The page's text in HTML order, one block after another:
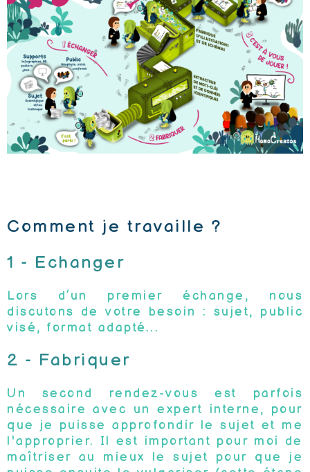
Comment je travaille ?
1 - Echanger
Lors d’un premier échange, nous
discutons de votre besoin : sujet, public
visé, format adapté...
2 - Fabriquer
Un second rendez-vous est parfois
nécessaire avec un expert interne, pour
que je puisse approfondir le sujet et me
l'approprier. Il est important pour moi de
maîtriser au mieux le sujet pour que je